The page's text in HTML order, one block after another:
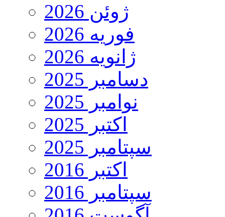
ژوئن 2026
فوریه 2026
ژانویه 2026
دسامبر 2025
نوامبر 2025
اکتبر 2025
سپتامبر 2025
اکتبر 2016
سپتامبر 2016